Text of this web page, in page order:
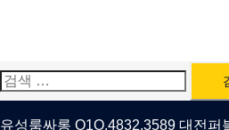
검
색:
유성룸싸롱 O1O.4832.3589 대전퍼